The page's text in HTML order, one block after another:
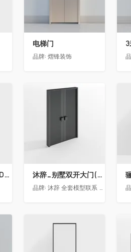
电梯门
品牌: 熠锋装饰
骊住木门-室内门-DAA静音门-YY漆白色-方形把手 沐辞_别墅双开大门(中型)(漏光加厚度)
品牌: 沐辞 全套模型联系 Vx:Muci0003
收藏